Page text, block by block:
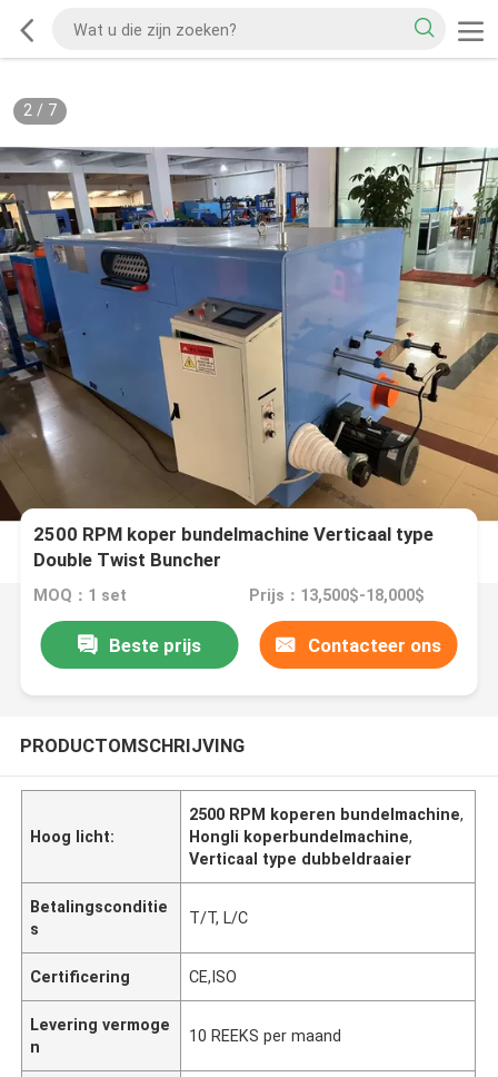
2/ 7
2500 RPM koper bundelmachine Verticaal type
Double Twist Buncher
MOQ：1 set Prijs：13,500$-18,000$
Beste prijs Contacteer ons
PRODUCTOMSCHRIJVING
Hoog licht:
2500 RPM koperen bundelmachine,
Hongli koperbundelmachine,
Verticaal type dubbeldraaier
Betalingsconditie
s
T/T, L/C
Certificering CE,ISO
Levering vermoge
n
10 REEKS per maand